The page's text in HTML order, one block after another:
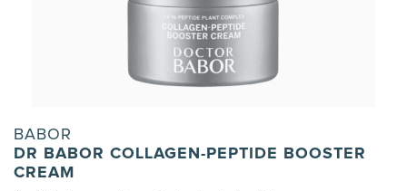
BABOR
DR BABOR COLLAGEN-PEPTIDE BOOSTER
CREAM